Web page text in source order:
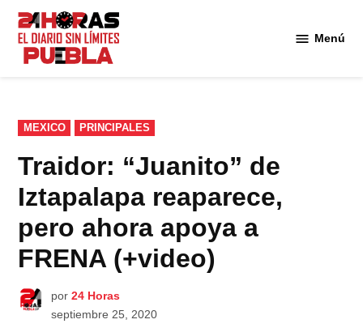
Saltar
contenido
Menú
PUBLICADO
EN
MEXICO PRINCIPALES
Traidor: “Juanito” de
Iztapalapa reaparece,
pero ahora apoya a
FRENA (+video)
por 24 Horas
septiembre 25, 2020